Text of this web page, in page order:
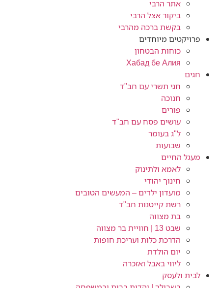
אתר הרבי
ביקור אצל הרבי
בקשת ברכה מהרבי
פרויקטים מיוחדים
כוחות הבטחון
Хабад бе Алия
חגים
חגי תשרי עם חב"ד
חנוכה
פורים
עושים פסח עם חב"ד
ל"ג בעומר
שבועות
מעגל החיים
לאמא ולתינוק
חינוך יהודי
מועדון ילדים – המעשים הטובים
רשת קייטנות חב"ד
בת מצווה
שבט 13 | חוויית בר מצווה
הדרכת כלות ועריכת חופות​
יום הולדת
ליווי באבל ואזכרה
לבית ולעסק